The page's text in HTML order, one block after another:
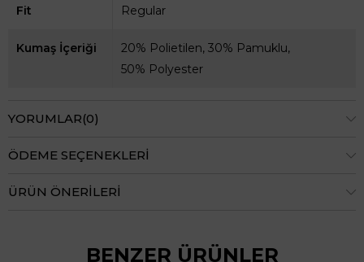
Fit Regular
Kumaş İçeriği
20% Polietilen, 30% Pamuklu,
50% Polyester
YORUMLAR(0)
ÖDEME SEÇENEKLERI
ÜRÜN ÖNERILERI
BENZER ÜRÜNLER